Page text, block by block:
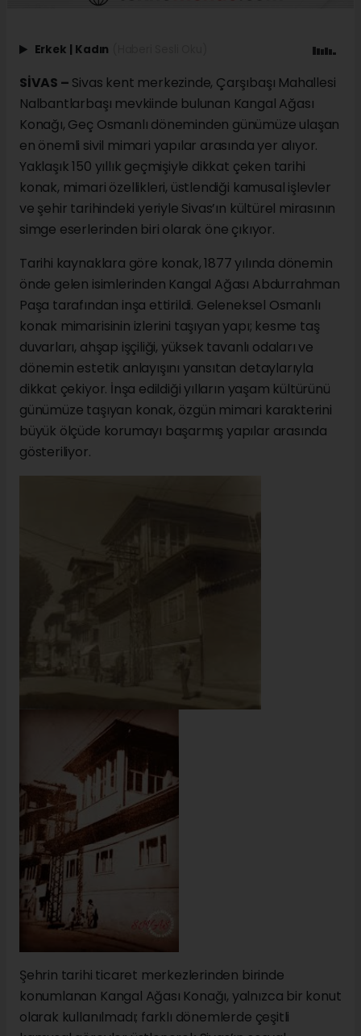
Erkek | Kadın
SİVAS – Sivas kent merkezinde, Çarşıbaşı Mahallesi
Nalbantlarbaşı mevkiinde bulunan Kangal Ağası
Konağı, Geç Osmanlı döneminden günümüze ulaşan
en önemli sivil mimari yapılar arasında yer alıyor.
Yaklaşık 150 yıllık geçmişiyle dikkat çeken tarihi
konak, mimari özellikleri, üstlendiği kamusal işlevler
ve şehir tarihindeki yeriyle Sivas’ın kültürel mirasının
simge eserlerinden biri olarak öne çıkıyor.
Tarihi kaynaklara göre konak, 1877 yılında dönemin
önde gelen isimlerinden Kangal Ağası Abdurrahman
Paşa tarafından inşa ettirildi. Geleneksel Osmanlı
konak mimarisinin izlerini taşıyan yapı; kesme taş
duvarları, ahşap işçiliği, yüksek tavanlı odaları ve
dönemin estetik anlayışını yansıtan detaylarıyla
dikkat çekiyor. İnşa edildiği yılların yaşam kültürünü
günümüze taşıyan konak, özgün mimari karakterini
büyük ölçüde korumayı başarmış yapılar arasında
gösteriliyor.
Şehrin tarihi ticaret merkezlerinden birinde
konumlanan Kangal Ağası Konağı, yalnızca bir konut
olarak kullanılmadı; farklı dönemlerde çeşitli